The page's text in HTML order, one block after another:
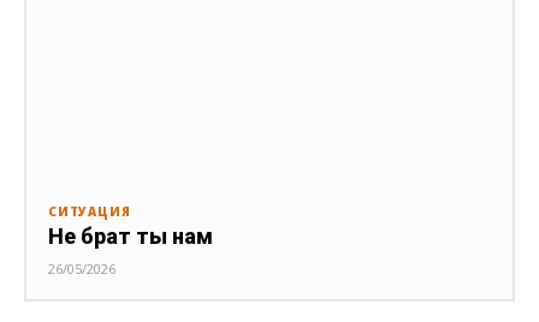
СИТУАЦИЯ
Не брат ты нам
26/05/2026